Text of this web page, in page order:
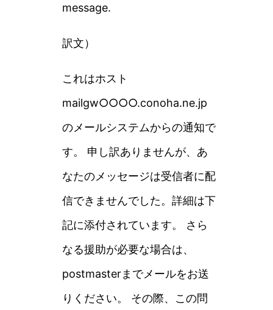
message.
訳文）
これはホスト
mailgw○○○○.conoha.ne.jp
のメールシステムからの通知で
す。 申し訳ありませんが、あ
なたのメッセージは受信者に配
信できませんでした。詳細は下
記に添付されています。 さら
なる援助が必要な場合は、
postmasterまでメールをお送
りください。 その際、この問